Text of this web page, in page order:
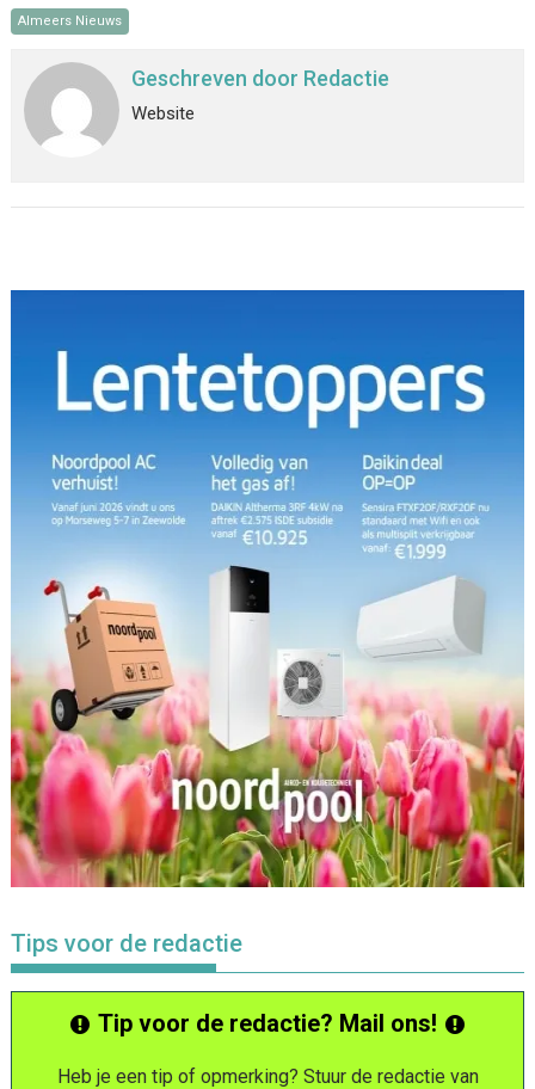
Almeers Nieuws
Geschreven door Redactie
Website
Tips voor de redactie
Tip voor de redactie? Mail ons!
Heb je een tip of opmerking? Stuur de redactie van